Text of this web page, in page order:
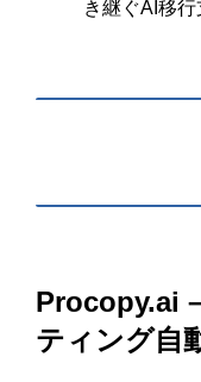
Procopy.ai
ティング自